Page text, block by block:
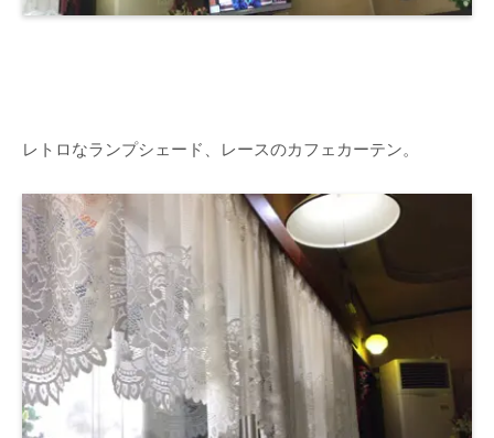
レトロなランプシェード、レースのカフェカーテン。